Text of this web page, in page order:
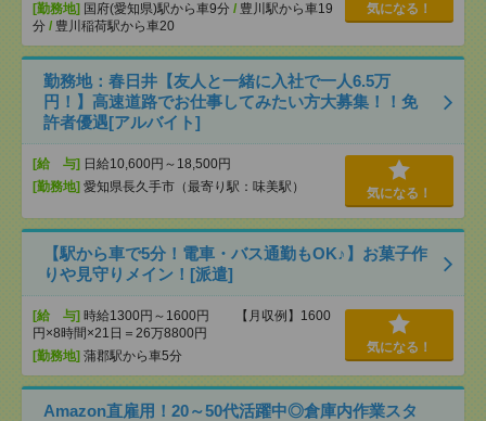
[勤務地] 国府(愛知県)駅から車9分 / 豊川駅から車19
分 / 豊川稲荷駅から車20
気になる！
勤務地：春日井【友人と一緒に入社で一人6.5万
円！】高速道路でお仕事してみたい方大募集！！免
許者優遇[アルバイト]
[給 与] 日給10,600円～18,500円
[勤務地] 愛知県長久手市（最寄り駅：味美駅） 気になる！
【駅から車で5分！電車・バス通勤もOK♪】お菓子作
りや見守りメイン！[派遣]
[給 与] 時給1300円～1600円 【月収例】1600
円×8時間×21日＝26万8800円
[勤務地] 蒲郡駅から車5分
気になる！
Amazon直雇用！20～50代活躍中◎倉庫内作業スタ